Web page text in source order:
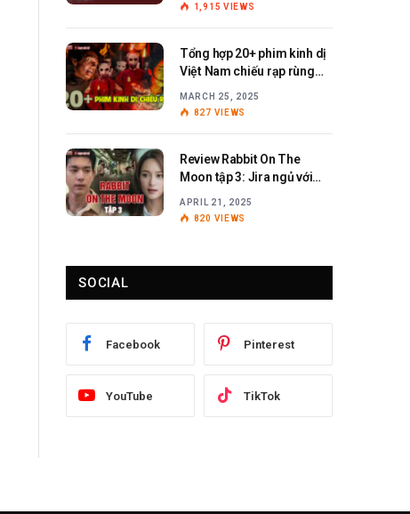
1,915 VIEWS
Tổng hợp 20+ phim kinh dị
Việt Nam chiếu rạp rùng
MARCH 25, 2025
827 VIEWS
Review Rabbit On The
Moon tập 3: Jira ngủ với
APRIL 21, 2025
820 VIEWS
SOCIAL
Facebook Pinterest
YouTube TikTok